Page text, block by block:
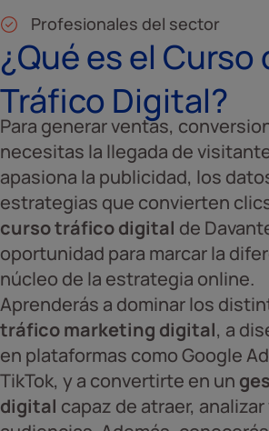
Profesionales del sector
¿Qué es el Curso
Tráfico Digital?
Para generar ventas,
necesitas la llegada de
apasiona la publicidad, los
estrategias que convierten
curso tráfico digital de
oportunidad para marcar la
núcleo de la estrategia online.
Aprenderás a dominar los
tráfico marketing digital, a
en plataformas como Google
TikTok, y a convertirte en un
digital capaz de atraer,